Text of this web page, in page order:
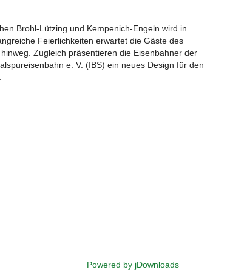
Brohl-Lützing und Kempenich-Engeln wird in
Feierlichkeiten erwartet die Gäste des
hinweg. Zugleich präsentieren die Eisenbahner der
e. V. (IBS) ein neues Design für den
Powered by jDownloads